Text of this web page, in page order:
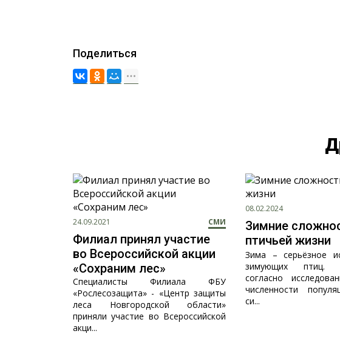
Поделиться
24.09.2021 СМИ
Филиал принял участие
во Всероссийской акции
«Сохраним лес»
Специалисты Филиала ФБУ
«Рослесозащита» - «Центр защиты
леса Новгородской области»
приняли участие во Всероссийской
акци...
08.02.2024
Зимние
птичьей жизни
Зима – серьёзное
зимующих птиц.
согласно
численности
си...